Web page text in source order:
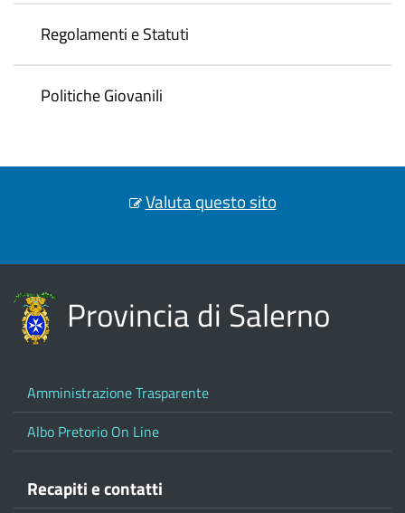
Regolamenti e Statuti
Politiche Giovanili
Valuta questo sito
Provincia di Salerno
Amministrazione Trasparente
Albo Pretorio On Line
Recapiti e contatti